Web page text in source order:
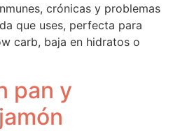
crónicas y problemas
que uses, perfecta para
carb, baja en hidratos o
pan y